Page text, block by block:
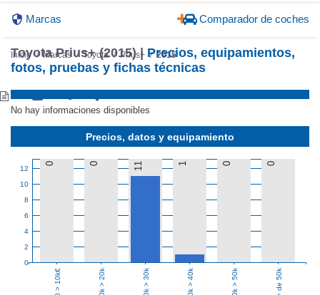
Marcas Comparador de coches
Inicio Marcas Toyota Prius+ 2015
Toyota Prius+ (2015) | Precios, equipamientos,
fotos, pruebas y fichas técnicas
Precios, datos y equipamiento
0
2
4
6
8
10
12
0 0 11 1 0 0
0 > 10k€ 10k > 20k 20k > 30k 30k > 40k 40k > 50k + de 50k
No hay informaciones disponibles